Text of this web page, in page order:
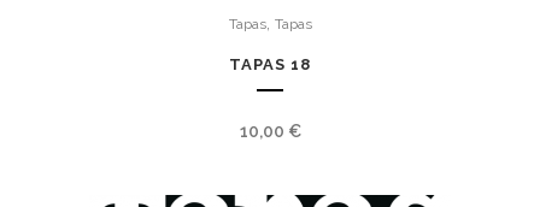
Tapas, Tapas
TAPAS 18
10,00 €